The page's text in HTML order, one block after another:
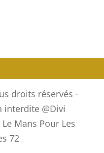
droits réservés -
@Divi
Mans Pour Les
72